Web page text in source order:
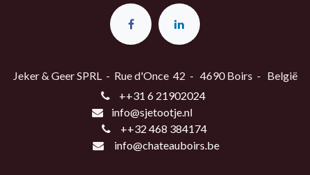
Jeker & Geer SPRL - Rue d'Once 42 - 4690 Boirs - België
++31 6 21902024
info@sjetootje.nl
++32 468 384174
info@chateauboirs.be